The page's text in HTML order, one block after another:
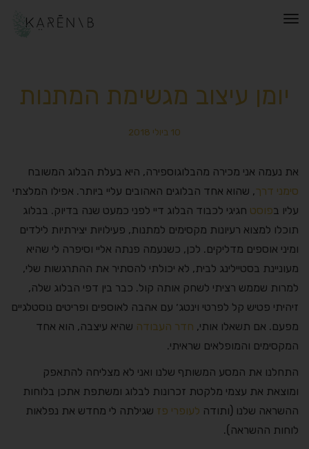
תפריט
יומן עיצוב מגשימת המתנות
10 ביולי 2018
את נעמה אני מכירה מהבלוגוספירה, היא בעלת הבלוג המשובח
סימני דרך, שהוא אחד הבלוגים האהובים עליי ביותר. אפילו המלצתי
עליו בפוסט חגיגי לכבוד הבלוג דיי לפני כמעט שנה בדיוק. בבלוג
תוכלו למצוא רעיונות מקסימים למתנות, פעילויות יצירתיות לילדים
ומיני אוספים מדליקים. לכן, כשנעמה פנתה אליי וסיפרה לי שהיא
מעוניינת בסטיילינג לבית, לא יכולתי להסתיר את ההתרגשות שלי,
למרות שממש רציתי לשחק אותה קול. כבר בין דפי הבלוג שלה,
זיהיתי פטיש קל לפרטי וינטג׳ עם אהבה לאוספים ופריטים נוסטלגיים
מפעם. אם תשאלו אותי, חדר העבודה שהיא עיצבה, הוא אחד
המקסימים והמופלאים שראיתי.
התחלנו את המסע המשותף שלנו ואני לא מצליחה להתאפק
ומוצאת את עצמי מלקטת זכרונות לבלוג ומשתפת אתכן בלוחות
ההשראה שלנו (ותודה לעופרי פז שגילתה לי מחדש את נפלאות
לוחות ההשראה).